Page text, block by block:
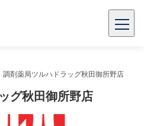
調剤薬局ツルハドラッグ秋田御所野店
グ秋田御所野店